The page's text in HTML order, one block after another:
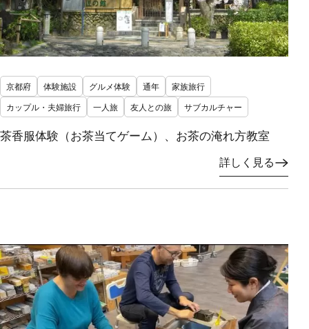
京都府 体験施設 グルメ体験 通年
家族旅行
カップル・夫婦旅行
一人旅 友人との旅 サブカルチャー
茶香服体験（お茶当てゲーム）、お茶の淹れ方教室
詳しく見る